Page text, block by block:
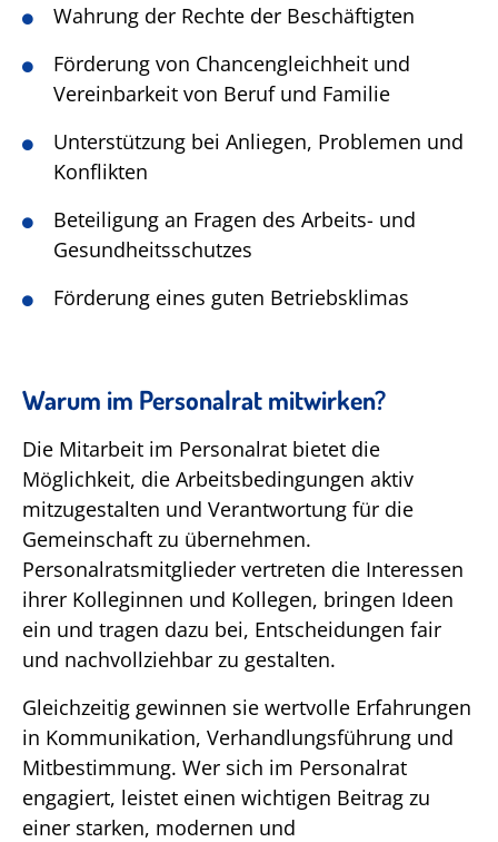
Wahrung der Rechte der Beschäftigten
Förderung von Chancengleichheit und
Vereinbarkeit von Beruf und Familie
Unterstützung bei Anliegen, Problemen und
Konflikten
Beteiligung an Fragen des Arbeits- und
Gesundheitsschutzes
Förderung eines guten Betriebsklimas
Warum im Personalrat mitwirken?
Die Mitarbeit im Personalrat bietet die
Möglichkeit, die Arbeitsbedingungen aktiv
mitzugestalten und Verantwortung für die
Gemeinschaft zu übernehmen.
Personalratsmitglieder vertreten die Interessen
ihrer Kolleginnen und Kollegen, bringen Ideen
ein und tragen dazu bei, Entscheidungen fair
und nachvollziehbar zu gestalten.
Gleichzeitig gewinnen sie wertvolle Erfahrungen
in Kommunikation, Verhandlungsführung und
Mitbestimmung. Wer sich im Personalrat
engagiert, leistet einen wichtigen Beitrag zu
einer starken, modernen und